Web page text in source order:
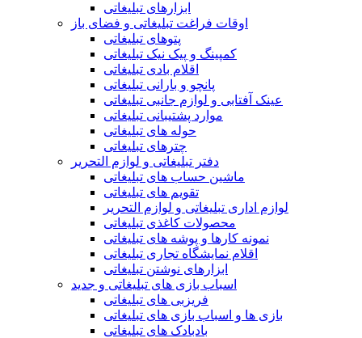
ابزارهای تبلیغاتی
اوقات فراغت تبلیغاتی و فضای باز
پتوهای تبلیغاتی
کمپینگ و پیک نیک تبلیغاتی
اقلام بادی تبلیغاتی
پانچو و بارانی تبلیغاتی
عینک آفتابی و لوازم جانبی تبلیغاتی
موارد پشتیبانی تبلیغاتی
حوله های تبلیغاتی
چترهای تبلیغاتی
دفتر تبلیغاتی و لوازم التحریر
ماشین حساب های تبلیغاتی
تقویم های تبلیغاتی
لوازم اداری تبلیغاتی و لوازم التحریر
محصولات کاغذی تبلیغاتی
نمونه کارها و پوشه های تبلیغاتی
اقلام نمایشگاه تجاری تبلیغاتی
ابزارهای نوشتن تبلیغاتی
اسباب بازی های تبلیغاتی و جدید
فریزبی های تبلیغاتی
بازی ها و اسباب بازی های تبلیغاتی
بادبادک های تبلیغاتی